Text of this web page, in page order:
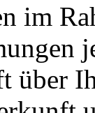
im
über